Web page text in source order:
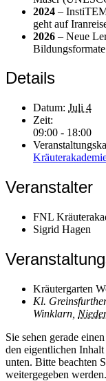
2024 –
geht auf
2026 – Neue
Details
Datum: Juli 4
Zeit:
09:00 - 18:00
Veranstalter
FNL
Sigrid Hagen
Kräutergarten
Kl.
Winklarn
Sie sehen gerade
den eigentlichen
unten. Bitte beachten
weitergegeben werden.